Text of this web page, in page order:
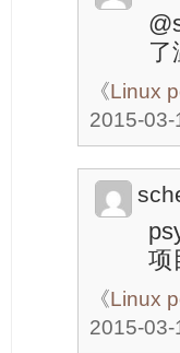
了
《Linux
2015-
项
《Linux
2015-